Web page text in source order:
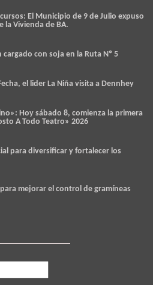
El Municipio de 9 de Julio expuso
la Vivienda de BA.
con soja en la Ruta Nº 5
el lider La Niña visita a Dennhey
Hoy sábado 8, comienza la primera
A Todo Teatro» 2026
para diversificar y fortalecer los
mejorar el control de gramíneas